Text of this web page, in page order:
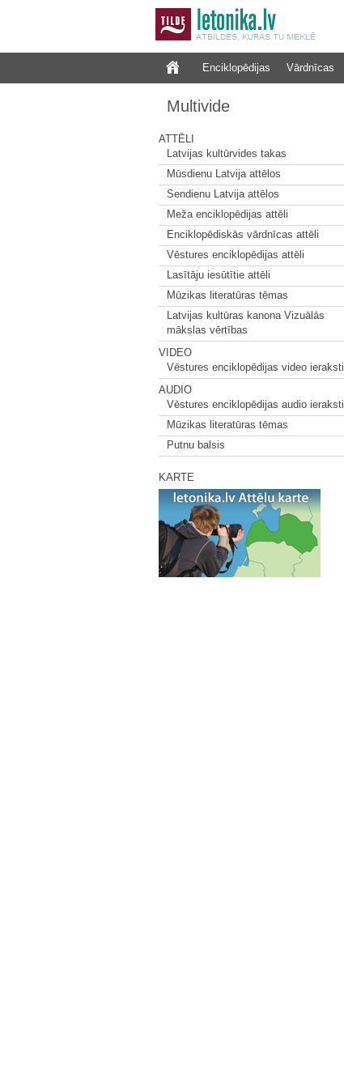
Enciklopēdijas Vārdnīcas
Multivide
ATTĒLI
Latvijas kultūrvides takas
Mūsdienu Latvija attēlos
Sendienu Latvija attēlos
Meža enciklopēdijas attēli
Enciklopēdiskās vārdnīcas attēli
Vēstures enciklopēdijas attēli
Lasītāju iesūtītie attēli
Mūzikas literatūras tēmas
Latvijas kultūras kanona Vizuālās
mākslas vērtības
VIDEO
Vēstures enciklopēdijas video ieraksti
AUDIO
Vēstures enciklopēdijas audio ieraksti
Mūzikas literatūras tēmas
Putnu balsis
KARTE